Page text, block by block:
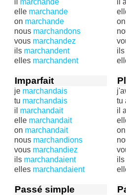
il marchande
elle marchande
on marchande
nous marchandons
vous marchandez
ils marchandent
elles marchandent
il a
ils
Imparfait
je marchandais
tu marchandais
il marchandait
elle marchandait
on marchandait
nous marchandions
vous marchandiez
ils marchandaient
elles marchandaient
tu
il
Passé simple